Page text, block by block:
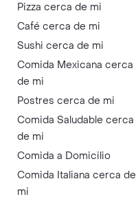
Pizza cerca de mi
Café cerca de mi
Sushi cerca de mi
Comida Mexicana cerca
de mi
Postres cerca de mi
Comida Saludable cerca
de mi
Comida a Domicilio
Comida Italiana cerca de
mi